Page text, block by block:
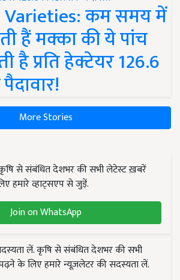
Varieties: कम समय में
हैं मक्का की ये पांच
है प्रति हेक्टेयर 126.6
More Stories
से संबंधित देशभर की सभी लेटेस्ट ख़बरें
हमारे व्हाट्सएप से जुड़ें.
Join on WhatsApp
लें. कृषि से संबंधित देशभर की सभी
के लिए हमारे न्यूज़लेटर की सदस्यता लें.